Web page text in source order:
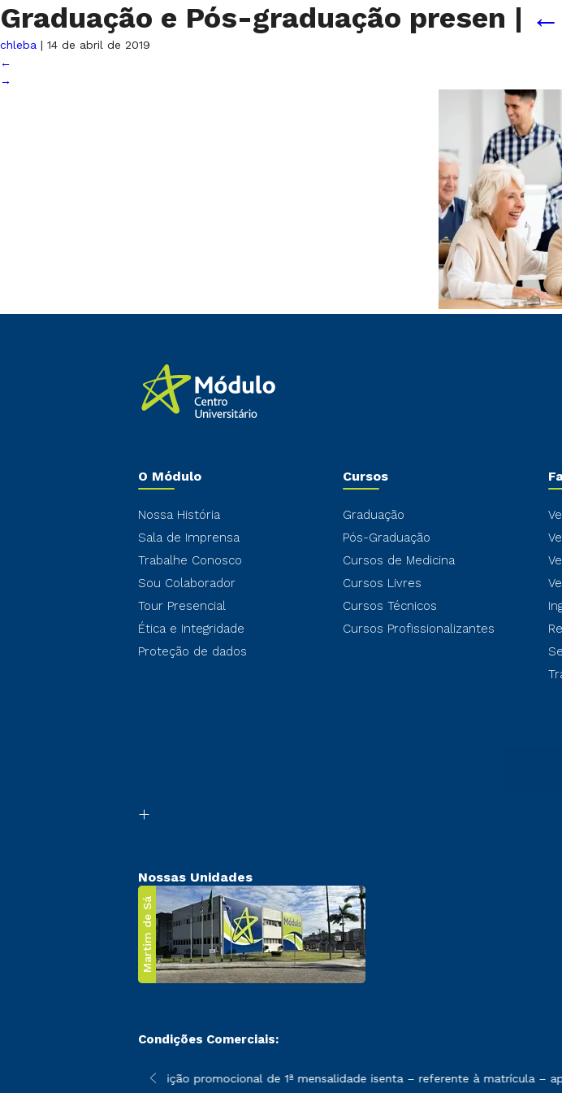
Graduação e Pós-graduação presen | ←
chleba | 14 de abril de 2019
←
→
O Módulo
Nossa História
Sala de Imprensa
Trabalhe Conosco
Sou Colaborador
Tour Presencial
Ética e Integridade
Proteção de dados
Cursos
Graduação
Pós-Graduação
Cursos de Medicina
Cursos Livres
Cursos Técnicos
Cursos Profissionalizantes
Nossas Unidades
Martim de Sá
Condições Comerciais:
sofrer alterações nos períodos de rematrícula conforme exposto no contrato de
*A condição promocional de 1ª mensalidade isenta – referente à matrícula –